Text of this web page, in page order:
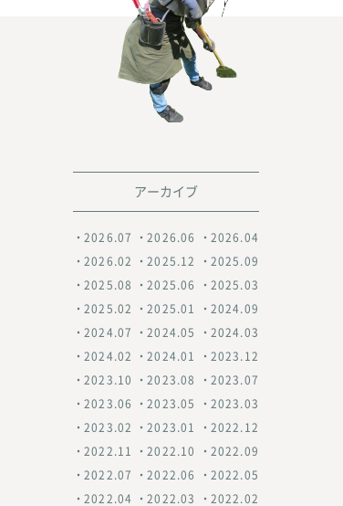
アーカイブ
2026.07 2026.06 2026.04
2026.02 2025.12 2025.09
2025.08 2025.06 2025.03
2025.02 2025.01 2024.09
2024.07 2024.05 2024.03
2024.02 2024.01 2023.12
2023.10 2023.08 2023.07
2023.06 2023.05 2023.03
2023.02 2023.01 2022.12
2022.11 2022.10 2022.09
2022.07 2022.06 2022.05
2022.04 2022.03 2022.02